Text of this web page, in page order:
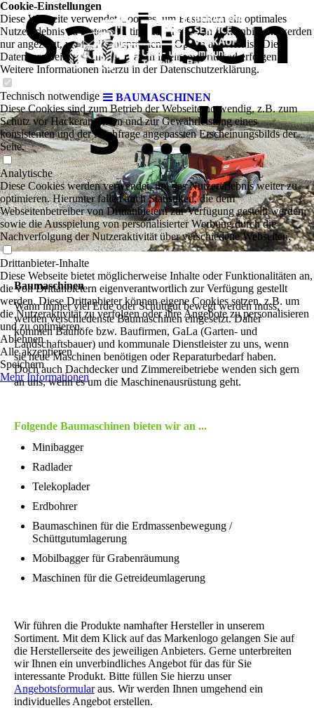
BAUMASCHINEN
Sachsen
s ..."
Baumaschinen
Wann immer viel Erde oder Schüttgut bewegt werden muss,
werden verschiedenste Baumaschinen eingesetzt. Daher
kommen Bauhöfe bzw. Baufirmen, GaLa (Garten- und
Landschaftsbauer) und kommunale Dienstleister zu uns, wenn
sie neue Maschinen benötigen oder Reparaturbedarf haben.
Doch auch Dachdecker und Zimmereibetriebe wenden sich gern
an uns, wenn es um die Maschinenausrüstung geht.
Folgende Baumaschinen bieten wir an ...
Minibagger
Radlader
Telekoplader
Erdbohrer
Baumaschinen für die Erdmassenbewegung /
Schüttgutumlagerung
Mobilbagger für Grabenräumung
Maschinen für die Getreideumlagerung
Wir führen die Produkte namhafter Hersteller in unserem
Sortiment. Mit dem Klick auf das Markenlogo gelangen Sie auf
die Herstellerseite des jeweiligen Anbieters. Gerne unterbreiten
wir Ihnen ein unverbindliches Angebot für das für Sie
interessante Produkt. Bitte füllen Sie hierzu unser
Angebotsformularaus. Wir werden Ihnen umgehend ein
individuelles Angebot erstellen.
Cookie-Einstellungen
Diese Webseite verwendet Cookies, um Besuchern ein optimales
Nutzererlebnis zu bieten. Bestimmte Inhalte von Drittanbietern werden
nur angezeigt, wenn die entsprechende Option aktiviert ist. Die
Datenverarbeitung kann dann auch in einem Drittland erfolgen.
Weitere Informationen hierzu in der Datenschutzerklärung.
Technisch notwendige
Diese Cookies sind zum Betrieb der Webseite notwendig, z.B. zum
Schutz vor Hackerangriffen und zur Gewährleistung eines
konsistenten und der Nachfrage angepassten Erscheinungsbilds der
Seite.
Analytische
Diese Cookies werden verwendet, um das Nutzererlebnis weiter zu
optimieren. Hierunter fallen auch Statistiken, die dem
Webseitenbetreiber von Drittanbietern zur Verfügung gestellt werden,
sowie die Ausspielung von personalisierter Werbung durch die
Nachverfolgung der Nutzeraktivität über verschiedene Webseiten.
Drittanbieter-Inhalte
Diese Webseite bietet möglicherweise Inhalte oder Funktionalitäten an,
die von Drittanbietern eigenverantwortlich zur Verfügung gestellt
werden. Diese Drittanbieter können eigene Cookies setzen, z.B. um
die Nutzeraktivität zu verfolgen oder ihre Angebote zu personalisieren
und zu optimieren.
Ablehnen
Alle akzeptieren
Speichern
Mehr Informationen